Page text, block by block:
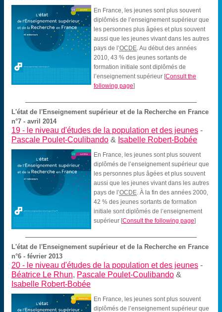
En France, les jeunes sont plus souvent
diplômés de l’enseignement supérieur que
les personnes plus âgées et plus souvent
aussi que les jeunes vivant dans les autres
pays de l’OCDE. Au début des années
2010, 43 % des jeunes sortants de
formation initiale sont diplômés de
l’enseignement supérieur [Consult the
following page]
L'état de l'Enseignement supérieur et de la Recherche en France
n°7 - avril 2014
19 - le niveau d'études de la population et des jeunes -
Pascale Poulet-Coulibando & Isabelle Robert-Bobée
En France, les jeunes sont plus souvent
diplômés de l’enseignement supérieur que
les personnes plus âgées et plus souvent
aussi que les jeunes vivant dans les autres
pays de l’OCDE. À la fin des années 2000,
42 % des jeunes sortants de formation
initiale sont diplômés de l’enseignement
supérieur [Consult the following page]
L'état de l'Enseignement supérieur et de la Recherche en France
n°6 - février 2013
20 - le niveau d'études de la population et des jeunes -
Béatrice Le Rhun, Pascale Poulet-Coulibando &
Isabelle Robert-Bobée
En France, les jeunes sont plus souvent
diplômés de l’enseignement supérieur que